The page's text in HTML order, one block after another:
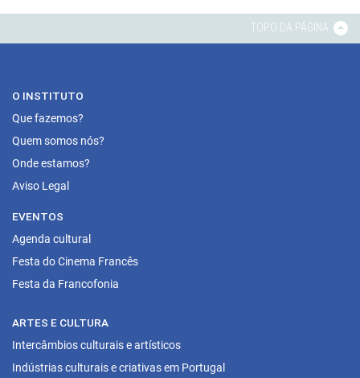
TOPO DA PÁGINA
O INSTITUTO
Que fazemos?
Quem somos nós?
Onde estamos?
Aviso Legal
EVENTOS
Agenda cultural
Festa do Cinema Francês
Festa da Francofonia
ARTES E CULTURA
Intercâmbios culturais e artísticos
Indústrias culturais e criativas em Portugal